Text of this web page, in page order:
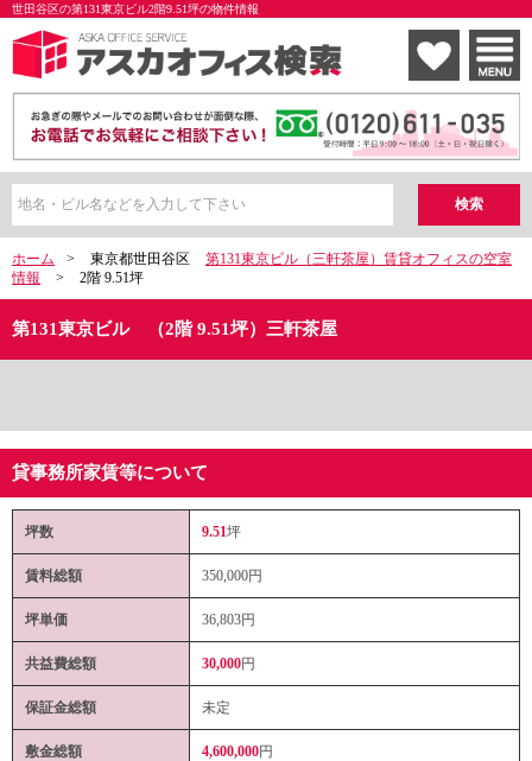
世田谷区の第131東京ビル2階9.51坪の物件情報
ホーム > 東京都世田谷区
第131東京ビル（三軒茶屋）賃貸オフィスの空室
情報
> 2階 9.51坪
第131東京ビル （2階 9.51坪）三軒茶屋
貸事務所家賃等について
坪数 9.51坪
賃料総額 350,000円
坪単価 36,803円
共益費総額 30,000円
保証金総額 未定
敷金総額 4,600,000円